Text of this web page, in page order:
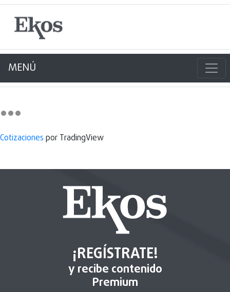
MENÚ
Cotizaciones por TradingView
¡REGÍSTRATE!
y recibe contenido
Premium